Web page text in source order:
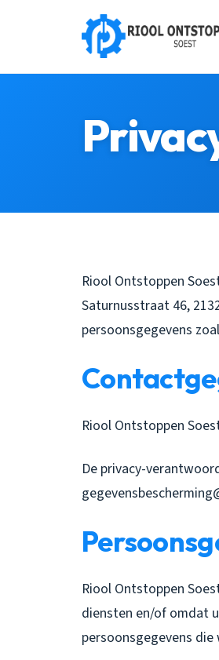
Riool Ontstoppen
Saturnusstraat 46,
persoonsgegevens
Riool Ontstoppen
De privacy-
Riool Ontstoppen
diensten en/of omdat
persoonsgegevens die